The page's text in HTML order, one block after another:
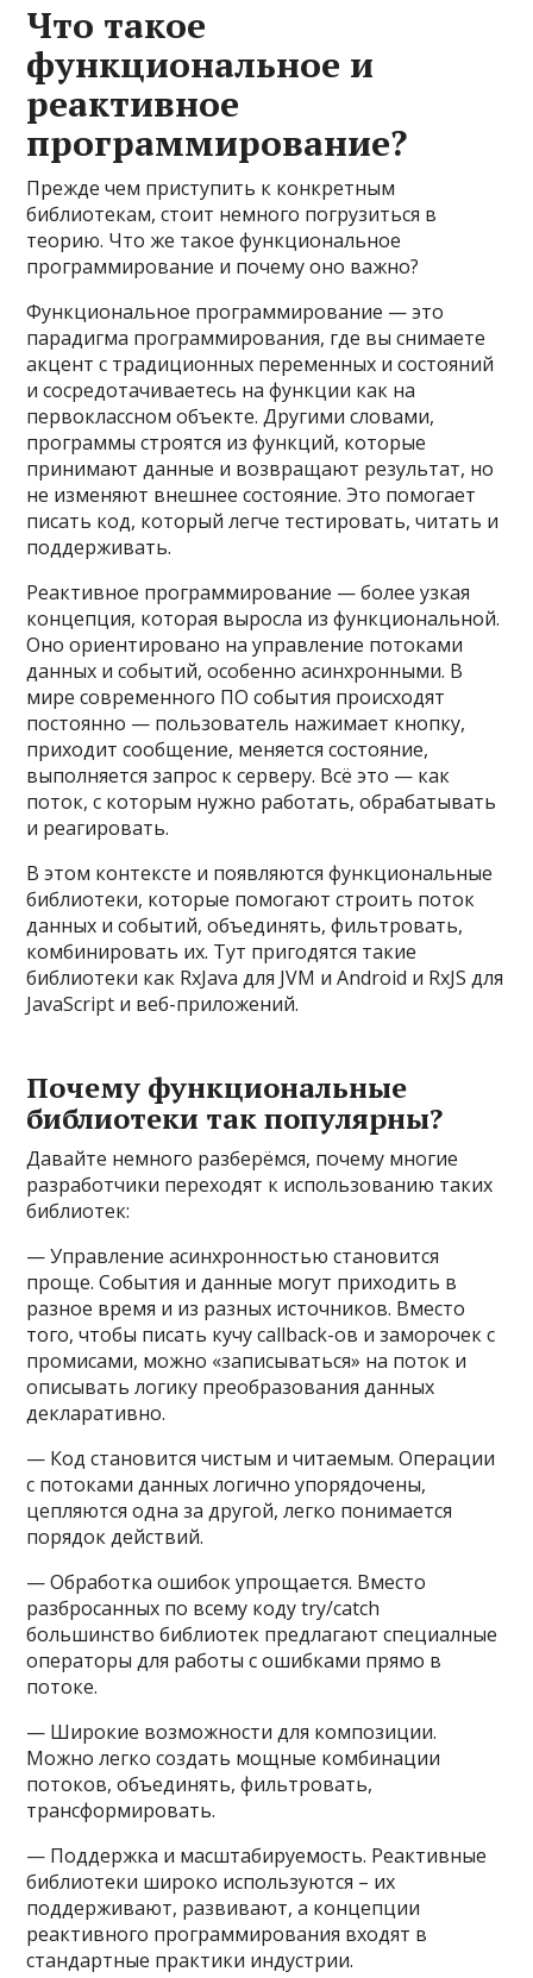
Что такое
функциональное и
реактивное
программирование?
Прежде чем приступить к конкретным
библиотекам, стоит немного погрузиться в
теорию. Что же такое функциональное
программирование и почему оно важно?
Функциональное программирование — это
парадигма программирования, где вы снимаете
акцент с традиционных переменных и состояний
и сосредотачиваетесь на функции как на
первоклассном объекте. Другими словами,
программы строятся из функций, которые
принимают данные и возвращают результат, но
не изменяют внешнее состояние. Это помогает
писать код, который легче тестировать, читать и
поддерживать.
Реактивное программирование — более узкая
концепция, которая выросла из функциональной.
Оно ориентировано на управление потоками
данных и событий, особенно асинхронными. В
мире современного ПО события происходят
постоянно — пользователь нажимает кнопку,
приходит сообщение, меняется состояние,
выполняется запрос к серверу. Всё это — как
поток, с которым нужно работать, обрабатывать
и реагировать.
В этом контексте и появляются функциональные
библиотеки, которые помогают строить поток
данных и событий, объединять, фильтровать,
комбинировать их. Тут пригодятся такие
библиотеки как RxJava для JVM и Android и RxJS для
JavaScript и веб-приложений.
Почему функциональные
библиотеки так популярны?
Давайте немного разберёмся, почему многие
разработчики переходят к использованию таких
библиотек:
— Управление асинхронностью становится
проще. События и данные могут приходить в
разное время и из разных источников. Вместо
того, чтобы писать кучу callback-ов и заморочек с
промисами, можно «записываться» на поток и
описывать логику преобразования данных
декларативно.
— Код становится чистым и читаемым. Операции
с потоками данных логично упорядочены,
цепляются одна за другой, легко понимается
порядок действий.
— Обработка ошибок упрощается. Вместо
разбросанных по всему коду try/catch
большинство библиотек предлагают специалные
операторы для работы с ошибками прямо в
потоке.
— Широкие возможности для композиции.
Можно легко создать мощные комбинации
потоков, объединять, фильтровать,
трансформировать.
— Поддержка и масштабируемость. Реактивные
библиотеки широко используются – их
поддерживают, развивают, а концепции
реактивного программирования входят в
стандартные практики индустрии.